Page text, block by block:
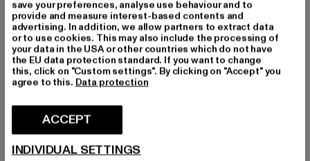
Hersteller Farbe: black
Materialzusammensetzung: 100% Polyester
Art.Nr: BBM126-012-00007
Hersteller: Noctane |Nando@noctane-distributions.com
Am Hof 41683 | 1100 Vienna | AT
GRÖSSE & PASSFORM
save your preferences, analyse use behaviour and to
provide and measure interest-based contents and
advertising. In addition, we allow partners to extract data
or to use cookies. This may also include the processing of
your data in the USA or other countries which do not have
the EU data protection standard. If you want to change
this, click on "Custom settings". By clicking on "Accept" you
agree to this. Data protection
ACCEPT
INDIVIDUAL SETTINGS